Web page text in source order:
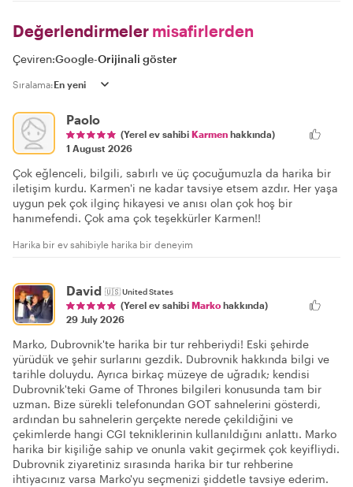
Değerlendirmeler misafirlerden
Çeviren:Google-Orijinali göster
Sıralama:
Paolo
(Yerel ev sahibi Karmen hakkında)
1 August 2026
Çok eğlenceli, bilgili, sabırlı ve üç çocuğumuzla da harika bir
iletişim kurdu. Karmen'i ne kadar tavsiye etsem azdır. Her yaşa
uygun pek çok ilginç hikayesi ve anısı olan çok hoş bir
hanımefendi. Çok ama çok teşekkürler Karmen!!
Harika bir ev sahibiyle harika bir deneyim
David 🇺🇸United States
(Yerel ev sahibi Marko hakkında)
29 July 2026
Marko, Dubrovnik'te harika bir tur rehberiydi! Eski şehirde
yürüdük ve şehir surlarını gezdik. Dubrovnik hakkında bilgi ve
tarihle doluydu. Ayrıca birkaç müzeye de uğradık; kendisi
Dubrovnik'teki Game of Thrones bilgileri konusunda tam bir
uzman. Bize sürekli telefonundan GOT sahnelerini gösterdi,
ardından bu sahnelerin gerçekte nerede çekildiğini ve
çekimlerde hangi CGI tekniklerinin kullanıldığını anlattı. Marko
harika bir kişiliğe sahip ve onunla vakit geçirmek çok keyifliydi.
Dubrovnik ziyaretiniz sırasında harika bir tur rehberine
ihtiyacınız varsa Marko'yu seçmenizi şiddetle tavsiye ederim.